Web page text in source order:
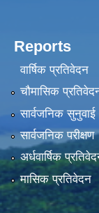
Reports
वार्षिक प्रतिवेदन
चौमासिक
सार्वजनिक सुनुवाई
सार्वजनिक परीक्षण
अर्धवार्षिक
मासिक प्रतिवेदन